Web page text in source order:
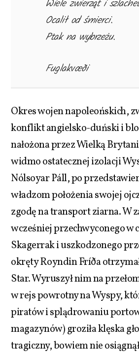
Wiele zwierząt i
Ocalił od śmierci.
Ptak na wybrzeżu.
Fuglakvæði
Okres wojen napoleońskich,
konflikt angielsko-duński i
nałożona przez Wielką
widmo ostatecznej izolacji
Nólsoyar Páll, po
władzom położenia swojej
zgodę na transport ziarna. W
wcześniej przechwyconego w
Skagerrak i uszkodzonego
okręty Royndin Fríða
Star. Wyruszył nim na
w rejs powrotny na Wyspy,
piratów i splądrowaniu
magazynów) groziła klęska
tragiczny, bowiem nie